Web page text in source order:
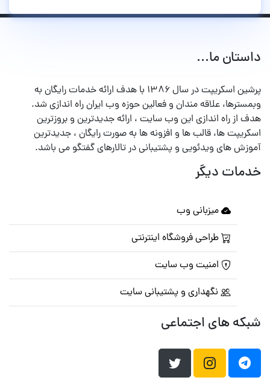
داستان ما...
پرشین اسکریپت در سال ۱۳۸۶ با هدف ارائه خدمات رایگان به
وبمسترها، علاقه مندان و فعالین حوزه وب ایران راه اندازی شد.
هدف از راه اندازی این وب سایت ، ارائه جدیدترین و بروزترین
اسکریپت ها، قالب ها و افزونه ها به صورت رایگان ، جدیدترین
آموزش های ویدئویی و پشتیبانی در تالارهای گفتگو می باشد.
خدمات دیگر
میزبانی وب
طراحی فروشگاه اینترنتی
امنیت وب سایت
نگهداری و پشتیبانی سایت
شبکه های اجتماعی